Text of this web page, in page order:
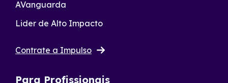
AVanguarda
Lider de Alto Impacto
Contrate a Impulso
Para Profissionais